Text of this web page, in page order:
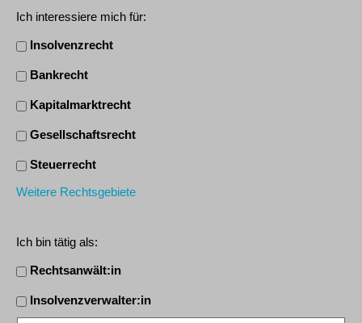
Ich interessiere mich für:
Insolvenzrecht
Bankrecht
Kapitalmarktrecht
Gesellschaftsrecht
Steuerrecht
Weitere Rechtsgebiete
Ich bin tätig als:
Rechtsanwält:in
Insolvenzverwalter:in